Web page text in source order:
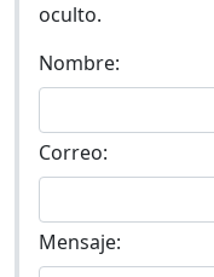
oculto.
Nombre:
Correo:
Mensaje: